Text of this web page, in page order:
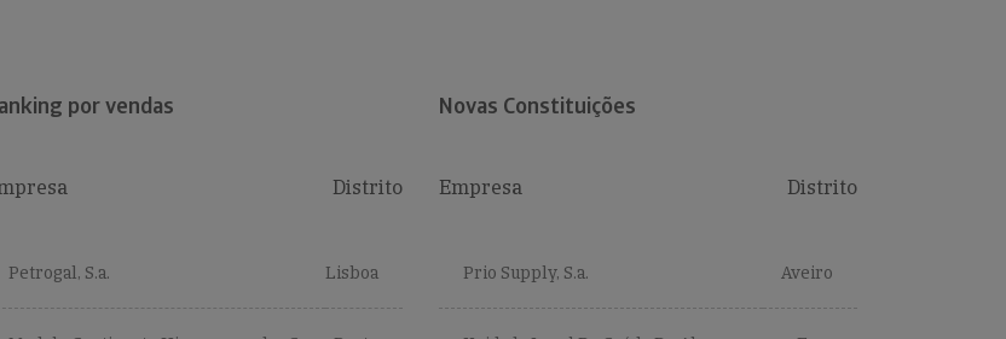
por vendas
Distrito
Petrogal, S.a. Lisboa
Novas Constituições
Empresa Distrito
Prio Supply, S.a. Aveiro